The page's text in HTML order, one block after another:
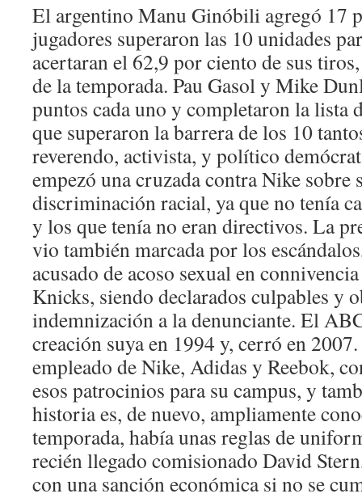
El argentino Manu Ginóbili agregó 17
jugadores superaron las 10 unidades
acertaran el 62,9 por ciento de sus
de la temporada. Pau Gasol y Mike
puntos cada uno y completaron la lista
que superaron la barrera de los 10
reverendo, activista, y político
empezó una cruzada contra Nike sobre
discriminación racial, ya que no tenía
y los que tenía no eran directivos. La
vio también marcada por los
acusado de acoso sexual en
Knicks, siendo declarados culpables y
indemnización a la denunciante. El
creación suya en 1994 y, cerró en
empleado de Nike, Adidas y Reebok,
esos patrocinios para su campus, y
historia es, de nuevo, ampliamente
temporada, había unas reglas de
recién llegado comisionado David
con una sanción económica si no se